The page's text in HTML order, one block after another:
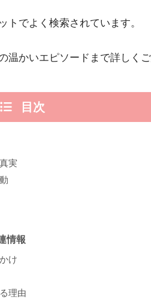
トでよく検索されています。
かいエピソードまで詳しくご
目次
実
情報
け
理由